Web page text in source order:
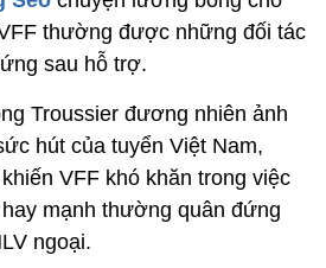
thường được những đối tác
sau hỗ trợ.
Troussier đương nhiên ảnh
hút của tuyển Việt Nam,
VFF khó khăn trong việc
mạnh thường quân đứng
ngoại.